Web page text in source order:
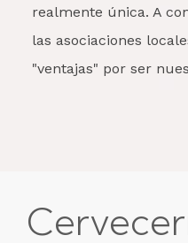
realmente única. A
las asociaciones
"ventajas" por ser